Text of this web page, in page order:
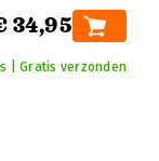
34,95
| Gratis verzonden